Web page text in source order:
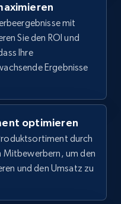
Gtin,
reviews, and
products by
Gtin,
mit
Sie den ROI und
Ihre
Ergebnisse
optimieren
durch
Mitbewerbern, um den
und den Umsatz zu